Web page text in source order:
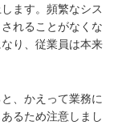
ます。頻繁なシス
れることがなくな
り、従業員は本来
、かえって業務に
るため注意しまし